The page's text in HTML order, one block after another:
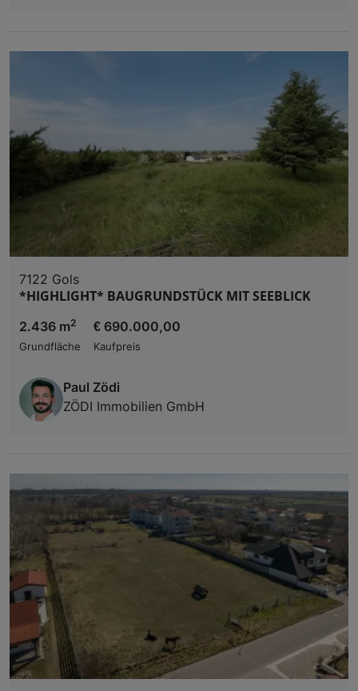
7122 Gols
*HIGHLIGHT* BAUGRUNDSTÜCK MIT SEEBLICK
2.436 m2
Grundfläche
€ 690.000,00
Kaufpreis
Paul Zödi
ZÖDI Immobilien GmbH